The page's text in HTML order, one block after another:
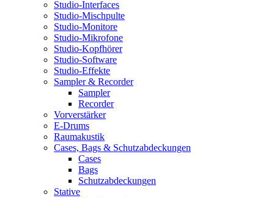
Studio-Interfaces
Studio-Mischpulte
Studio-Monitore
Studio-Mikrofone
Studio-Kopfhörer
Studio-Software
Studio-Effekte
Sampler & Recorder
Sampler
Recorder
Vorverstärker
E-Drums
Raumakustik
Cases, Bags & Schutzabdeckungen
Cases
Bags
Schutzabdeckungen
Stative